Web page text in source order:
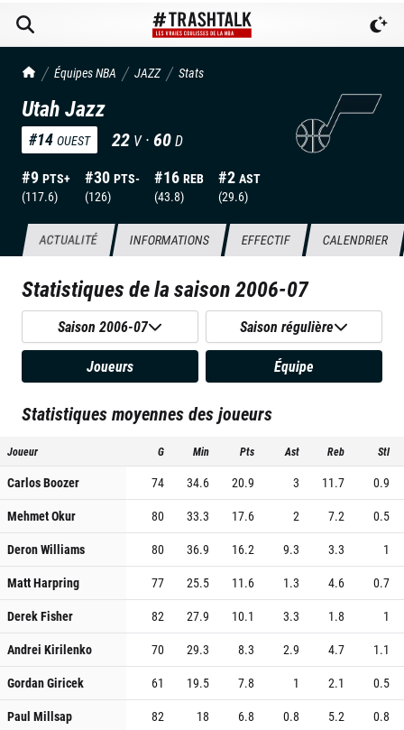
TrashTalk Actu NBA
Équipes NBA JAZZ Stats
Utah Jazz
#14 OUEST 22 V ·60D
#9 PTS+
(117.6)
#30 PTS-
(126)
#16 REB
(43.8)
#2 AST
(29.6)
ACTUALITÉ INFORMATIONS EFFECTIF CALENDRIER
Statistiques de la saison2006-07
Saison 2006-07 Saison régulière
Joueurs Équipe
Statistiques moyennes des joueurs
Joueur G Min Pts Ast Reb Stl
Carlos Boozer 74 34.6 20.9 3 11.7
0.9
Mehmet Okur
80 33.3 17.6 2 7.2
0.5
Deron Williams
80 36.9 16.2 9.3 3.3
1
Matt Harpring
77 25.5 11.6 1.3 4.6
0.7
Derek Fisher
82 27.9 10.1 3.3 1.8
1
Andrei Kirilenko
70 29.3 8.3 2.9 4.7
1.1
Gordan Giricek
61 19.5 7.8 1 2.1
0.5
Paul Millsap
82 18 6.8 0.8 5.2
0.8